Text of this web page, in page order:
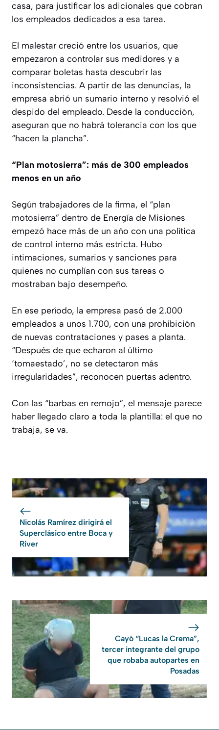
casa, para justificar los adicionales que cobran
los empleados dedicados a esa tarea.
El malestar creció entre los usuarios, que
empezaron a controlar sus medidores y a
comparar boletas hasta descubrir las
inconsistencias. A partir de las denuncias, la
empresa abrió un sumario interno y resolvió el
despido del empleado. Desde la conducción,
aseguran que no habrá tolerancia con los que
“hacen la plancha”.
“Plan motosierra”: más de 300 empleados
menos en un año
Según trabajadores de la firma, el “plan
motosierra” dentro de Energía de Misiones
empezó hace más de un año con una política
de control interno más estricta. Hubo
intimaciones, sumarios y sanciones para
quienes no cumplían con sus tareas o
mostraban bajo desempeño.
En ese período, la empresa pasó de 2.000
empleados a unos 1.700, con una prohibición
de nuevas contrataciones y pases a planta.
“Después de que echaron al último
‘tomaestado’, no se detectaron más
irregularidades”, reconocen puertas adentro.
Con las “barbas en remojo”, el mensaje parece
haber llegado claro a toda la plantilla: el que no
trabaja, se va.
Nicolás Ramírez dirigirá el
Superclásico entre Boca y
River
Cayó “Lucas la Crema”,
tercer integrante del grupo
que robaba autopartes en
Posadas